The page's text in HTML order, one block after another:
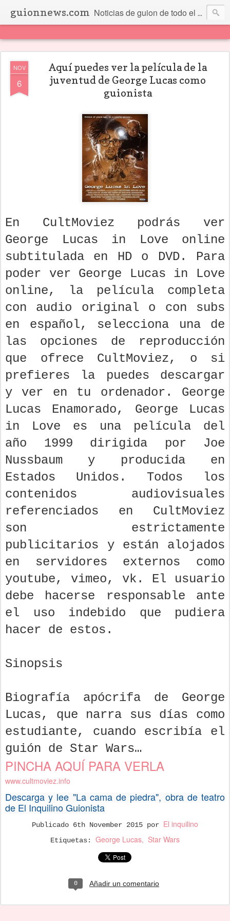
guionnews.com Noticias de guion de todo el mundo... Y más.
NOV
6
Aquí puedes ver la película de la
juventud de George Lucas como
guionista
En CultMoviez podrás ver
George Lucas in Love online
subtitulada en HD o DVD. Para
poder ver George Lucas in Love
online, la película completa
con audio original o con subs
en español, selecciona una de
las opciones de reproducción
que ofrece CultMoviez, o si
prefieres la puedes descargar
y ver en tu ordenador. George
Lucas Enamorado, George Lucas
in Love es una película del
año 1999 dirigida por Joe
Nussbaum y producida en
Estados Unidos. Todos los
contenidos audiovisuales
referenciados en CultMoviez
son estrictamente
publicitarios y están alojados
en servidores externos como
youtube, vimeo, vk. El usuario
debe hacerse responsable ante
el uso indebido que pudiera
hacer de estos.
Sinopsis
Biografía apócrifa de George
Lucas, que narra sus días como
estudiante, cuando escribía el
guión de Star Wars…
PINCHA AQUÍ PARA VERLA
www.cultmoviez.info
Descarga y lee "La cama de piedra", obra de teatro
de El Inquilino Guionista
Publicado 6th November 2015 por El inquilino
Etiquetas: George Lucas Star Wars
0 Añadir un comentario